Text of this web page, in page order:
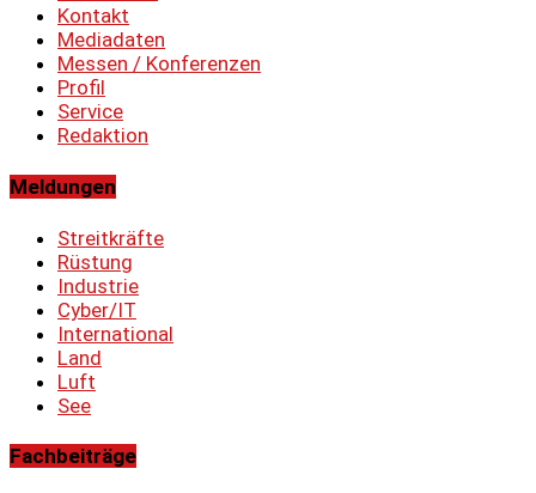
Kontakt
Mediadaten
Messen / Konferenzen
Profil
Service
Redaktion
Meldungen
Streitkräfte
Rüstung
Industrie
Cyber/IT
International
Land
Luft
See
Fachbeiträge